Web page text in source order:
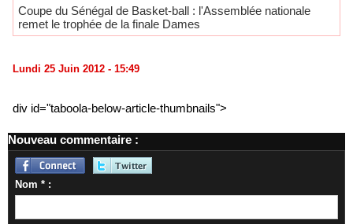
Coupe du Sénégal de Basket-ball : l'Assemblée nationale
remet le trophée de la finale Dames
Lundi 25 Juin 2012 - 15:49
div id="taboola-below-article-thumbnails">
Nouveau commentaire :
Nom * :